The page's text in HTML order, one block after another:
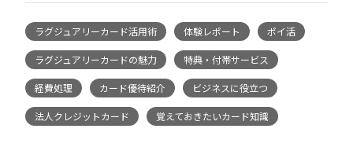
ラグジュアリーカード活用術 体験レポート ポイ活
ラグジュアリーカードの魅力 特典・付帯サービス
経費処理 カード優待紹介 ビジネスに役立つ
法人クレジットカード 覚えておきたいカード知識